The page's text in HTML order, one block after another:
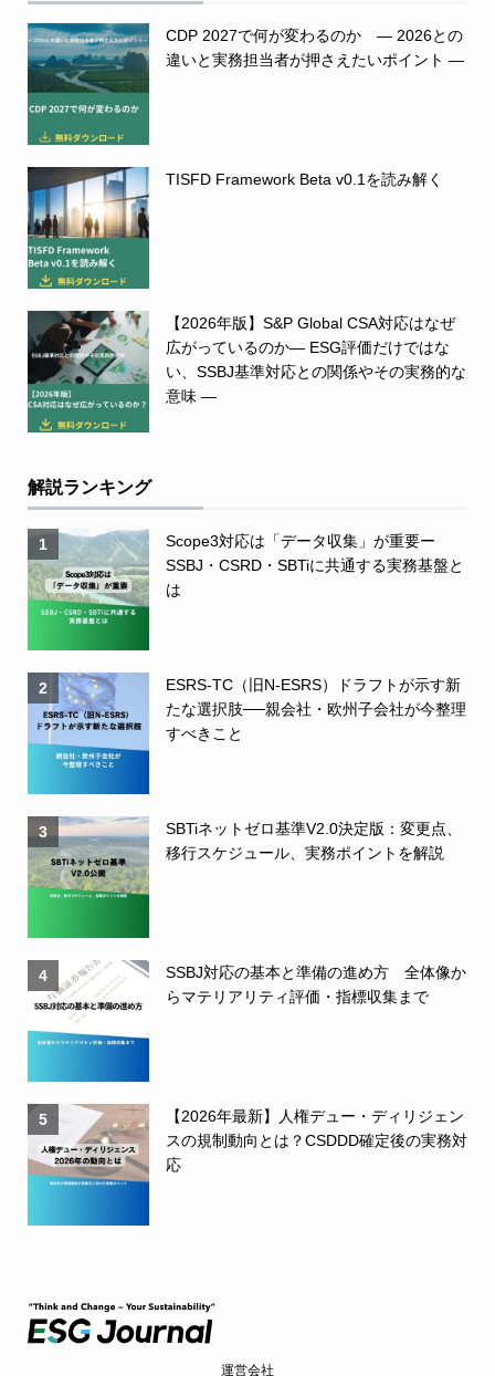
CDP 2027で何が変わるのか ― 2026との
違いと実務担当者が押さえたいポイント ―
TISFD Framework Beta v0.1を読み解く
【2026年版】S&P Global CSA対応はなぜ
広がっているのか― ESG評価だけではな
い、SSBJ基準対応との関係やその実務的な
意味 ―
解説ランキング
1
Scope3対応は「データ収集」が重要ー
SSBJ・CSRD・SBTiに共通する実務基盤と
は
2
ESRS-TC（旧N-ESRS）ドラフトが示す新
たな選択肢──親会社・欧州子会社が今整理
すべきこと
3
SBTiネットゼロ基準V2.0決定版：変更点、
移行スケジュール、実務ポイントを解説
4
SSBJ対応の基本と準備の進め方 全体像か
らマテリアリティ評価・指標収集まで
5
【2026年最新】人権デュー・ディリジェン
スの規制動向とは？CSDDD確定後の実務対
応
運営会社